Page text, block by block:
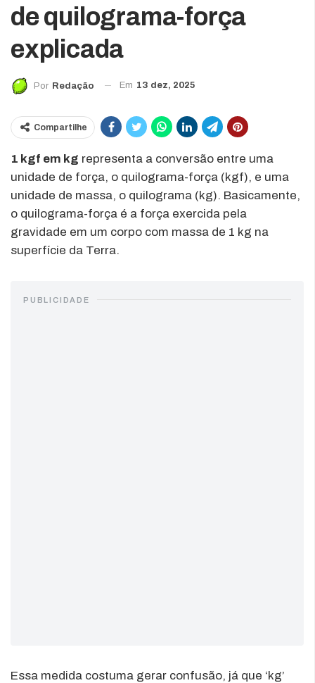
de quilograma-força
explicada
Por Redação Em 13 dez, 2025
Compartilhe
1 kgf em kg representa a conversão entre uma
unidade de força, o quilograma-força (kgf), e uma
unidade de massa, o quilograma (kg). Basicamente,
o quilograma-força é a força exercida pela
gravidade em um corpo com massa de 1 kg na
superfície da Terra.
PUBLICIDADE
Essa medida costuma gerar confusão, já que ‘kg’